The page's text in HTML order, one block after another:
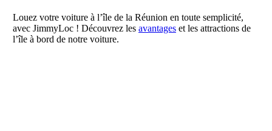
Louez votre voiture à l’île de la Réunion en toute semplicité,
avec JimmyLoc ! Découvrez les avantageset les attractions de
l’île à bord de notre voiture.